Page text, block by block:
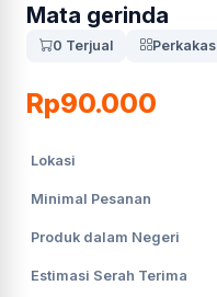
Mata gerinda
0 Terjual Perkakas
Rp90.000
Lokasi
Minimal Pesanan
Produk dalam Negeri
Estimasi Serah Terima